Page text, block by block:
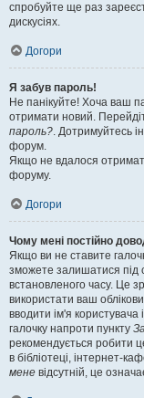
спробуйте ще раз
дискусіях.
Догори
Я забув пароль!
Не панікуйте! Хоча ваш
отримати новий.
пароль?. Дотримуйтесь
форум.
Якщо не вдалося
форуму.
Догори
Чому мені постійно
Якщо ви не ставите
зможете залишатися під
встановленого часу. Це
використати ваш
вводити ім'я
галочку напроти пункту
рекомендується робити
в бібліотеці, інтернет-
мене відсутній, це